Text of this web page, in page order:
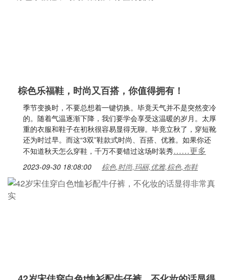
棕色乐福鞋，时尚又百搭，你值得拥有！
季节变换时，不要总想着一键切换。毕竟天气并不是突然变冷
的。随着气温逐渐下降，我们要学会享受这温暖的岁月。太厚
重的衣服和鞋子在初秋很容易显得无聊。毕竟立秋了，穿短靴
还为时过早。而这“3双”鞋款式时尚、百搭、优雅。如果你还
不知道秋天怎么穿鞋，千万不要错过这场时装秀……更多
2023-09-30 18:08:00 棕色,时尚,玛丽,优雅,棕色,布鞋